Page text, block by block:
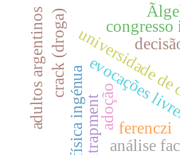
universidade
análise
entrapment
evocações
congresso
crack (droga)
adultos argentinos ferenczi
física ingénua adoção